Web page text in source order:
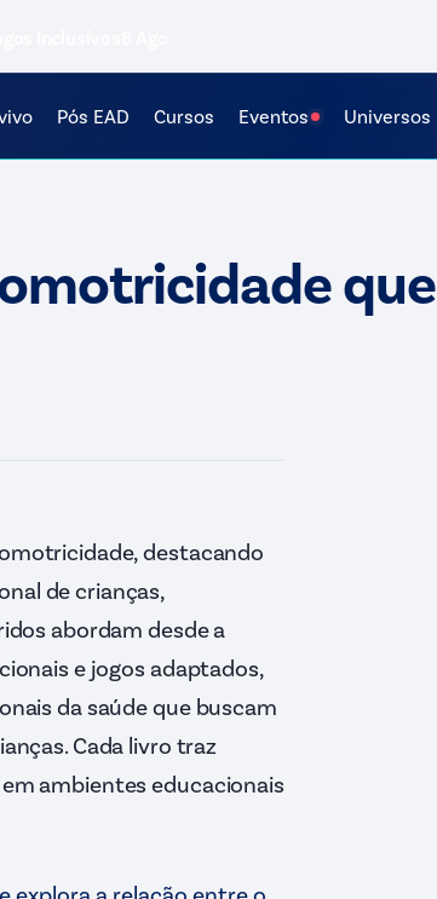
Pós EAD Cursos Eventos Universos
que
destacando
de crianças,
abordam desde a
e jogos adaptados,
da saúde que buscam
Cada livro traz
ambientes educacionais
explora a relação entre o